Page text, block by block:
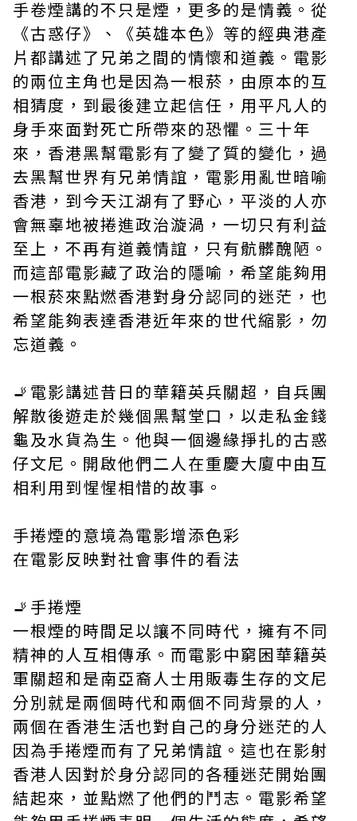
手卷煙講的不只是煙，更多的是情義。從
《古惑仔》、《英雄本色》等的經典港產
片都講述了兄弟之間的情懷和道義。電影
的兩位主角也是因為一根菸，由原本的互
相猜度，到最後建立起信任，用平凡人的
身手來面對死亡所帶來的恐懼。三十年
來，香港黑幫電影有了變了質的變化，過
去黑幫世界有兄弟情誼，電影用亂世暗喻
香港，到今天江湖有了野心，平淡的人亦
會無辜地被捲進政治漩渦，一切只有利益
至上，不再有道義情誼，只有骯髒醜陋。
而這部電影藏了政治的隱喻，希望能夠用
一根菸來點燃香港對身分認同的迷茫，也
希望能夠表達香港近年來的世代縮影，勿
忘道義。
🚬電影講述昔日的華籍英兵關超，自兵團
解散後遊走於幾個黑幫堂口，以走私金錢
龜及水貨為生。他與一個邊緣掙扎的古惑
仔文尼。開啟他們二人在重慶大廈中由互
相利用到惺惺相惜的故事。
手捲煙的意境為電影增添色彩
在電影反映對社會事件的看法
🚬手捲煙
一根煙的時間足以讓不同時代，擁有不同
精神的人互相傳承。而電影中窮困華籍英
軍關超和是南亞裔人士用販毒生存的文尼
分別就是兩個時代和兩個不同背景的人，
兩個在香港生活也對自己的身分迷茫的人
因為手捲煙而有了兄弟情誼。這也在影射
香港人因對於身分認同的各種迷茫開始團
結起來，並點燃了他們的鬥志。電影希望